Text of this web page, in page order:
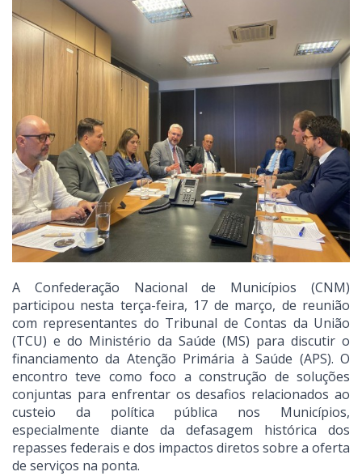
A Confederação Nacional de Municípios (CNM)
participou nesta terça-feira, 17 de março, de reunião
com representantes do Tribunal de Contas da União
(TCU) e do Ministério da Saúde (MS) para discutir o
financiamento da Atenção Primária à Saúde (APS). O
encontro teve como foco a construção de soluções
conjuntas para enfrentar os desafios relacionados ao
custeio da política pública nos Municípios,
especialmente diante da defasagem histórica dos
repasses federais e dos impactos diretos sobre a oferta
de serviços na ponta.